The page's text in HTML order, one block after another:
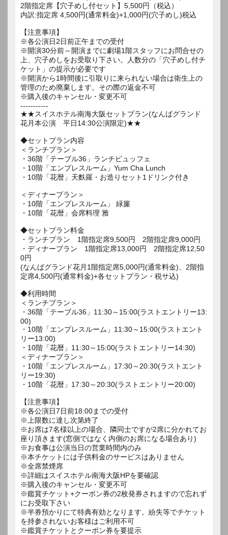
2階指定席【穴子めし付セット】5,500円（税込）
内訳:指定席 4,500円(通常料金)+1,000円(穴子めし)税込
【注意事項】
※各公演日2日前正午までの受付
※開演30分前～開演までに劇場1階スタッフにお問合せの
上、穴子めしをお受取り下さい。人数分の「穴子めし付チ
ケット」の提示が必要です
※開演から1時間後に引取りに来られない場合は衛生上の
管理のため廃棄します。その際の返金不可
※購入後のキャンセル・変更不可
-----------
★★スイスホテル南海大阪セットプラン(なんばグランド
花月本公演 平日14:30公演限定)★★
◆セットプラン内容
＜ランチプラン＞
・36階「テーブル36」ランチビュッフェ
・10階「エンプレスルーム」Yum Cha Lunch
・10階「花暦」天麩羅・お造りセット1ドリンク付き
＜ディナープラン＞
・10階「エンプレスルーム」 緑簾
・10階「花暦」会席料理 雅
◆セットプラン料金
・ランチプラン 1階指定席9,500円 2階指定席9,000円
・ディナープラン 1階指定席13,000円 2階指定席12,50
0円
(なんばグランド花月1階指定席5,000円(通常料金)、2階指
定席4,500円(通常料金)+各セットプラン・税サ込)
◆利用時間
＜ランチプラン＞
・36階「テーブル36」11:30～15:00(ラストエントリー13:
00)
・10階「エンプレスルーム」11:30～15:00(ラストエント
リー13:00)
・10階「花暦」11:30～15:00(ラストエントリー14:30)
＜ディナープラン＞
・10階「エンプレスルーム」17:30～20:30(ラストエント
リー19:30)
・10階「花暦」17:30～20:30(ラストエントリー20:00)
【注意事項】
※各公演日7日前18:00までの受付
※上限数に達し次第終了
※お席は7名様以上の場合、隣同士ですが2席に分かれてお
座り頂きます(窓側ではなく内側のお席になる場合あり)
※お食事は公演当日の営業時間内のみ
※本チケットには子供料金のサービスはありません
※全席禁煙席
※詳細はスイスホテル南海大阪HPを要確認
※購入後のキャンセル・変更不可
※鑑賞チケット+クーポン券の2枚発券されますので忘れず
にお受取下さい
※半券預かりにて特典有効となります。紛失等でチケット
を持参されないお客様はご利用不可
※鑑賞チケットとクーポン券を要提示